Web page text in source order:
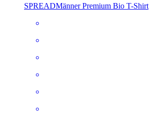
SPREADMänner Premium Bio T-Shirt